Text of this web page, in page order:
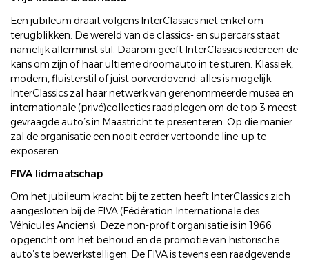
Een jubileum draait volgens InterClassics niet enkel om
terugblikken. De wereld van de classics- en supercars staat
namelijk allerminst stil. Daarom geeft InterClassics iedereen de
kans om zijn of haar ultieme droomauto in te sturen. Klassiek,
modern, fluisterstil of juist oorverdovend: alles is mogelijk.
InterClassics zal haar netwerk van gerenommeerde musea en
internationale (privé)collecties raadplegen om de top 3 meest
gevraagde auto’s in Maastricht te presenteren. Op die manier
zal de organisatie een nooit eerder vertoonde line-up te
exposeren.
FIVA lidmaatschap
Om het jubileum kracht bij te zetten heeft InterClassics zich
aangesloten bij de FIVA (Fédération Internationale des
Véhicules Anciens). Deze non-profit organisatie is in 1966
opgericht om het behoud en de promotie van historische
auto’s te bewerkstelligen. De FIVA is tevens een raadgevende